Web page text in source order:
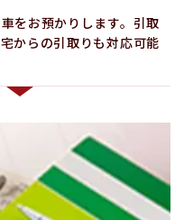
をお預かりします。引取
からの引取りも対応可能